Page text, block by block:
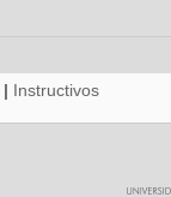
| Instructivos